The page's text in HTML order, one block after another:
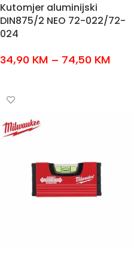
Kutomjer aluminijski
DIN875/2 NEO 72-022/72-
024
34,90 KM – 74,50 KM